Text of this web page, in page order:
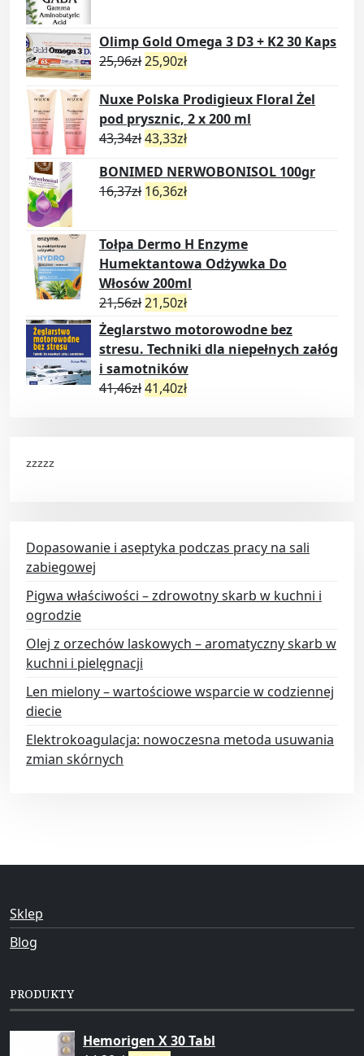
Olimp Gold Omega 3 D3 + K2 30 Kaps
25,96zł25,90zł
Nuxe Polska Prodigieux Floral Żel
pod prysznic, 2 x 200 ml
43,34zł43,33zł
BONIMED NERWOBONISOL 100gr
16,37zł 16,36zł
Tołpa Dermo H Enzyme
Humektantowa Odżywka Do
Włosów 200ml
21,56zł21,50zł
Żeglarstwo motorowodne bez
stresu. Techniki dla niepełnych załóg
i samotników
41,46zł41,40zł
zzzzz
Dopasowanie i aseptyka podczas pracy na sali
zabiegowej
Pigwa właściwości – zdrowotny skarb w kuchni i
ogrodzie
Olej z orzechów laskowych – aromatyczny skarb w
kuchni i pielęgnacji
Len mielony – wartościowe wsparcie w codziennej
diecie
Elektrokoagulacja: nowoczesna metoda usuwania
zmian skórnych
Sklep
Blog
PRODUKTY
Hemorigen X 30 Tabl